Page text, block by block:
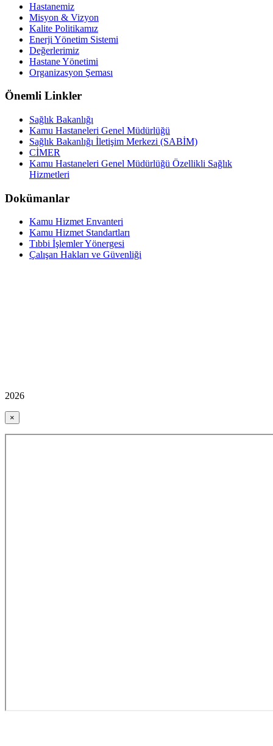
Hastanemiz
Misyon & Vizyon
Kalite Politikamız
Enerji Yönetim Sistemi
Değerlerimiz
Hastane Yönetimi
Organizasyon Şeması
Önemli Linkler
Sağlık Bakanlığı
Kamu Hastaneleri Genel Müdürlüğü
Sağlık Bakanlığı İletişim Merkezi (SABİM)
CİMER
Kamu Hastaneleri Genel Müdürlüğü Özellikli Sağlık
Hizmetleri
Dokümanlar
Kamu Hizmet Envanteri
Kamu Hizmet Standartları
Tıbbi İşlemler Yönergesi
Çalışan Hakları ve Güvenliği
2026
×